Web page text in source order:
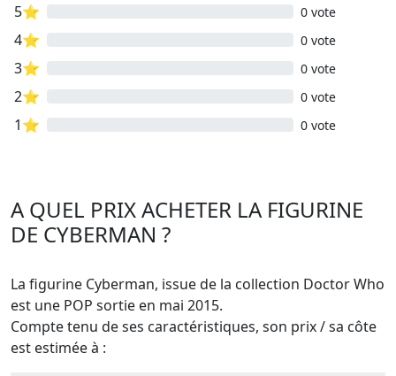
5⭐ 0 vote
4⭐ 0 vote
3⭐ 0 vote
2⭐ 0 vote
1⭐ 0 vote
A QUEL PRIX ACHETER LA FIGURINE
DE CYBERMAN ?
La figurine Cyberman, issue de la collection Doctor Who
est une POP sortie en mai 2015.
Compte tenu de ses caractéristiques, son prix / sa côte
est estimée à :